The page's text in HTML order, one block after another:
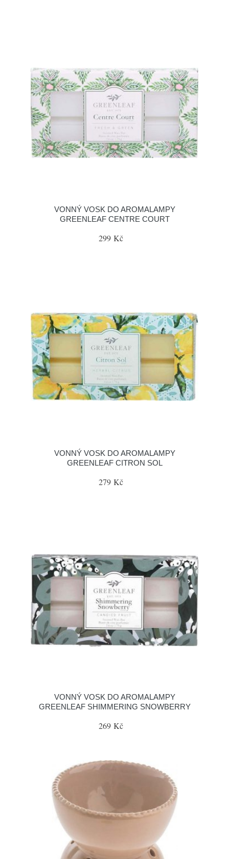
VONNÝ VOSK DO AROMALAMPY
GREENLEAF CENTRE COURT
299 Kč
VONNÝ VOSK DO AROMALAMPY
GREENLEAF CITRON SOL
279 Kč
VONNÝ VOSK DO AROMALAMPY
GREENLEAF SHIMMERING SNOWBERRY
269 Kč